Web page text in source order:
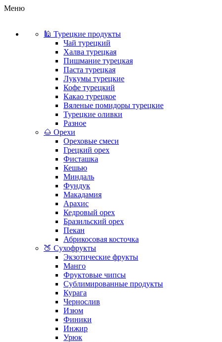
Меню
🕌 Турецкие продукты
Чай турецкий
Халва турецкая
Пишмание турецкая
Паста турецкая
Лукумы турецкие
Кофе турецкий
Какао турецкое
Вяленые помидоры турецкие
Турецкие оливки
Разное
🌰 Орехи
Ореховые смеси
Грецкий орех
Фисташка
Кешью
Миндаль
Фундук
Макадамия
Арахис
Кедровый орех
Бразильский орех
Пекан
Абрикосовая косточка
🍑 Сухофрукты
Экзотические фрукты
Манго
Фруктовые чипсы
Сублимированные продукты
Курага
Чернослив
Изюм
Финики
Инжир
Урюк